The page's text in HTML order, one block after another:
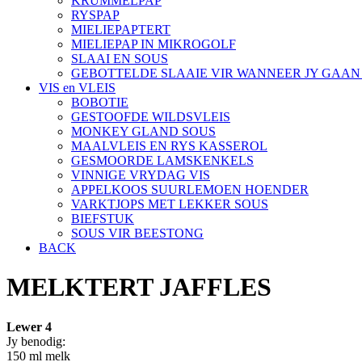
RYSPAP
MIELIEPAPTERT
MIELIEPAP IN MIKROGOLF
SLAAI EN SOUS
GEBOTTELDE SLAAIE VIR WANNEER JY
VIS en VLEIS
BOBOTIE
GESTOOFDE WILDSVLEIS
MONKEY GLAND SOUS
MAALVLEIS EN RYS KASSEROL
GESMOORDE LAMSKENKELS
VINNIGE VRYDAG VIS
APPELKOOS SUURLEMOEN HOENDER
VARKTJOPS MET LEKKER SOUS
BIEFSTUK
SOUS VIR BEESTONG
BACK
MELKTERT JAFFLES
Lewer 4
Jy benodig:
150 ml melk